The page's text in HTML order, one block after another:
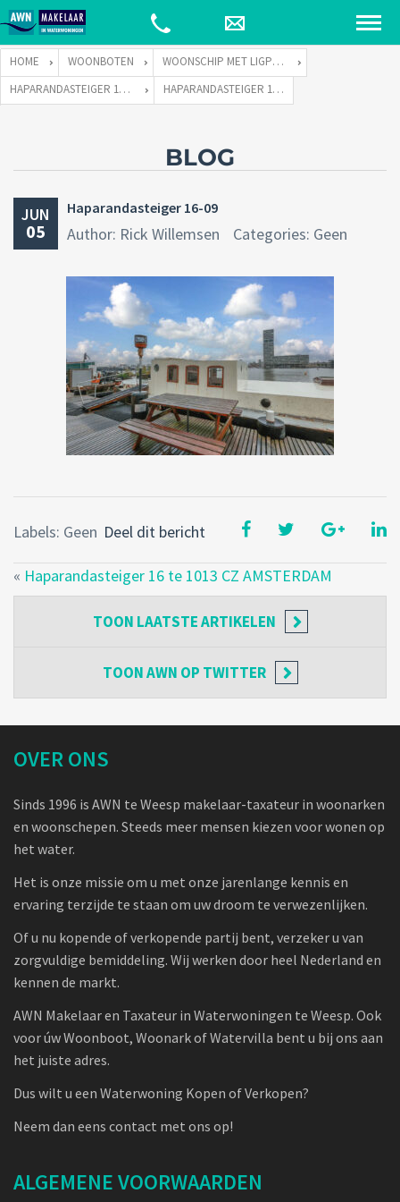
HOME WOONBOTEN
WOONSCHIP MET LIGPLAATS
HAPARANDASTEIGER 16 TE 1013 CZ AMSTERDAM
HAPARANDASTEIGER 16-09
BLOG
JUN
05
Haparandasteiger 16-09
Author: Rick Willemsen Categories: Geen
Deel dit bericht
Labels: Geen
« Haparandasteiger 16 te 1013 CZ AMSTERDAM
TOON LAATSTE ARTIKELEN
TOONAWN OP TWITTER
OVER ONS
Sinds 1996 is AWN te Weesp makelaar-taxateur in woonarken
en woonschepen. Steeds meer mensen kiezen voor wonen op
het water.
Het is onze missie om u met onze jarenlange kennis en
ervaring terzijde te staan om uw droom te verwezenlijken.
Of u nu kopende of verkopende partij bent, verzeker u van
zorgvuldige bemiddeling. Wij werken door heel Nederland en
kennen de markt.
AWN Makelaar en Taxateur in Waterwoningen te Weesp. Ook
voor úw Woonboot, Woonark of Watervilla bent u bij ons aan
het juiste adres.
Dus wilt u een Waterwoning Kopen of Verkopen?
Neem dan eens contact met ons op!
ALGEMENE VOORWAARDEN